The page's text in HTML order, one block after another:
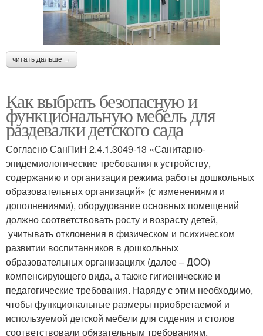
читать дальше →
Как выбрать безопасную и
функциональную мебель для
раздевалки детского сада
Согласно СанПиН 2.4.1.3049-13 «Санитарно-
эпидемиологические требования к устройству,
содержанию и организации режима работы дошкольных
образовательных организаций» (с изменениями и
дополнениями), оборудование основных помещений
должно соответствовать росту и возрасту детей,
учитывать отклонения в физическом и психическом
развитии воспитанников в дошкольных
образовательных организациях (далее – ДОО)
компенсирующего вида, а также гигиенические и
педагогические требования. Наряду с этим необходимо,
чтобы функциональные размеры приобретаемой и
используемой детской мебели для сидения и столов
соответствовали обязательным требованиям,